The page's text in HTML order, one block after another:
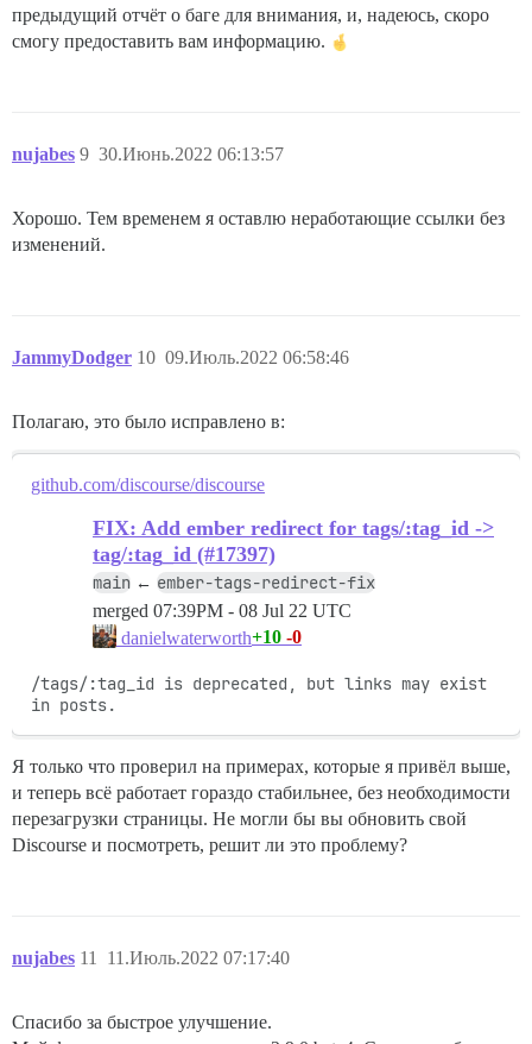
предыдущий отчёт о баге для внимания, и, надеюсь, скоро
смогу предоставить вам информацию.
nujabes 30.Июнь.2022 06:13:57
9
Хорошо. Тем временем я оставлю неработающие ссылки без
изменений.
JammyDodger 09.Июль.2022 06:58:46
10
Полагаю, это было исправлено в:
github.com/discourse/discourse
FIX: Add ember redirect for tags/:tag_id ->
tag/:tag_id (#17397)
main ← ember-tags-redirect-fix
merged 07:39PM - 08 Jul 22 UTC
danielwaterworth+10 -0
/tags/:tag_id is deprecated, but links may exist
in posts.
Я только что проверил на примерах, которые я привёл выше,
и теперь всё работает гораздо стабильнее, без необходимости
перезагрузки страницы. Не могли бы вы обновить свой
Discourse и посмотреть, решит ли это проблему?
nujabes 11.Июль.2022 07:17:40
11
Спасибо за быстрое улучшение.